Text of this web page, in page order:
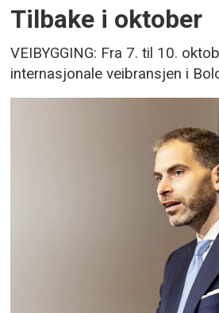
Tilbake i oktober
VEIBYGGING: Fra 7. til 10.
internasjonale veibransjen i